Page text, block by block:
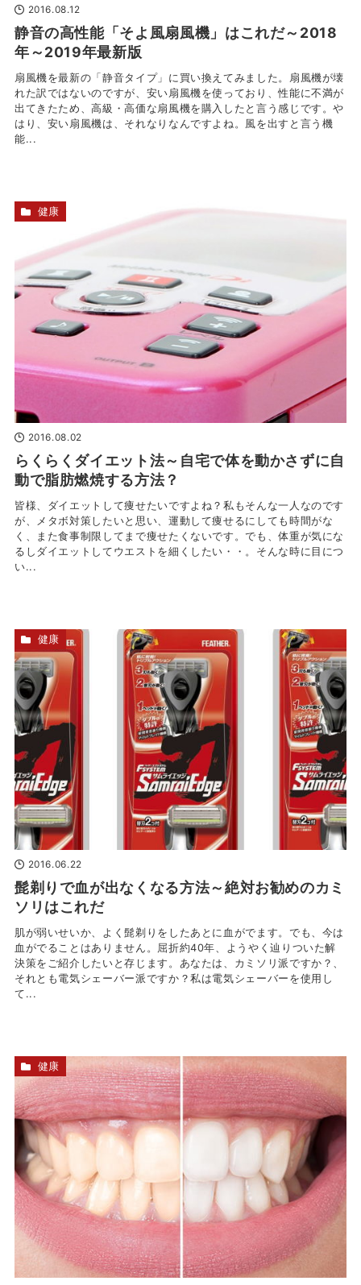
2016.08.12
静音の高性能「そよ風扇風機」はこれだ～2018
年～2019年最新版
扇風機を最新の「静音タイプ」に買い換えてみました。扇風機が壊
れた訳ではないのですが、安い扇風機を使っており、性能に不満が
出てきたため、高級・高価な扇風機を購入したと言う感じです。や
はり、安い扇風機は、それなりなんですよね。風を出すと言う機
能...
2016.08.02
らくらくダイエット法～自宅で体を動かさずに自
動で脂肪燃焼する方法？
皆様、ダイエットして痩せたいですよね？私もそんな一人なのです
が、メタボ対策したいと思い、運動して痩せるにしても時間がな
く、また食事制限してまで痩せたくないです。でも、体重が気にな
るしダイエットしてウエストを細くしたい・・。そんな時に目につ
い...
健康
2016.06.22
髭剃りで血が出なくなる方法～絶対お勧めのカミ
ソリはこれだ
肌が弱いせいか、よく髭剃りをしたあとに血がでます。でも、今は
血がでることはありません。屈折約40年、ようやく辿りついた解
決策をご紹介したいと存じます。あなたは、カミソリ派ですか？、
それとも電気シェーバー派ですか？私は電気シェーバーを使用し
て...
健康
健康